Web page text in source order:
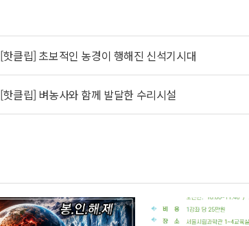
[핫클립] 초보적인 농경이 행해진 신석기시대
[핫클립] 벼농사와 함께 발달한 수리시설